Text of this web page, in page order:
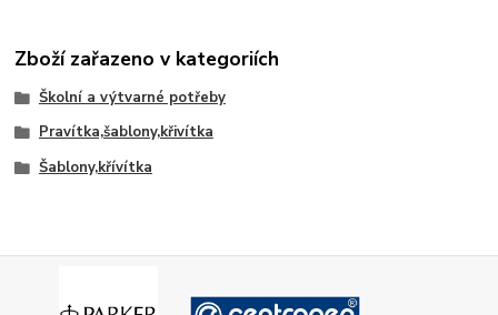
Zboží zařazeno v kategoriích
Školní a výtvarné potřeby
Pravítka,šablony,křivítka
Šablony,křívítka